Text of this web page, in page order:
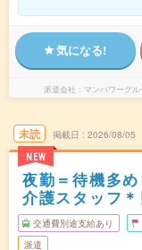
気になる!
派遣会社 マンパワーグ
未読
NEW
掲載日 2026/08/05
夜勤＝待機多
介護スタッフ
交通費別途支給あり
派遣